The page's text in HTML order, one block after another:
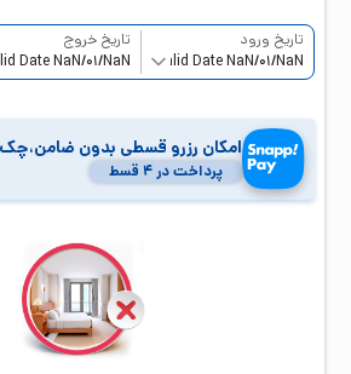
تاریخ ورود تاریخ خروج
امکان رزرو قسطی بدون
پرداخت در ۴ قسط